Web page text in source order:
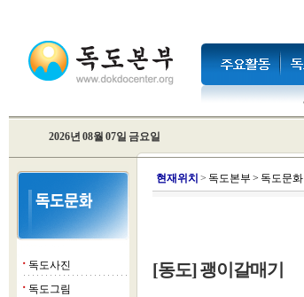
2026년 08월 07일 금요일
■ 독도사진
■ 독도그림
현재위치 > 독도본부 > 독도문화
[동도] 괭이갈매기